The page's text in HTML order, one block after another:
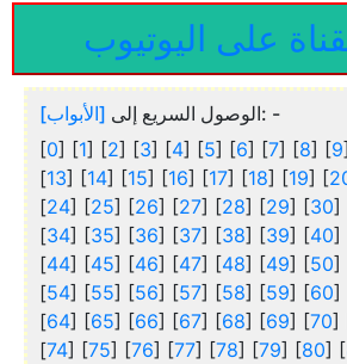
على اليوتيوب
الوصول السريع إلى [الأبواب]
: -
[0] [1] [2] [3] [4] [5] [6] [7] [8] [9
[13] [14] [15] [16] [17] [18] [19] [
[24] [25] [26] [27] [28] [29] [30]
[34] [35] [36] [37] [38] [39] [40]
[44] [45] [46] [47] [48] [49] [50]
[54] [55] [56] [57] [58] [59] [60]
[64] [65] [66] [67] [68] [69] [70]
[74] [75] [76] [77] [78] [79] [80] [